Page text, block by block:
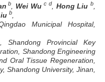
b Wei Wu c d Hong Liu b
b
Municipal Hospital,
Shandong Provincial Key
Shandong Engineering
Oral Tissue Regeneration,
Shandong University, Jinan,